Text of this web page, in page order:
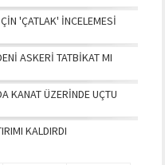
'ÇATLAK' İNCELEMESİ
ASKERİ TATBİKAT MI
KANAT ÜZERİNDE UÇTU
KALDIRDI